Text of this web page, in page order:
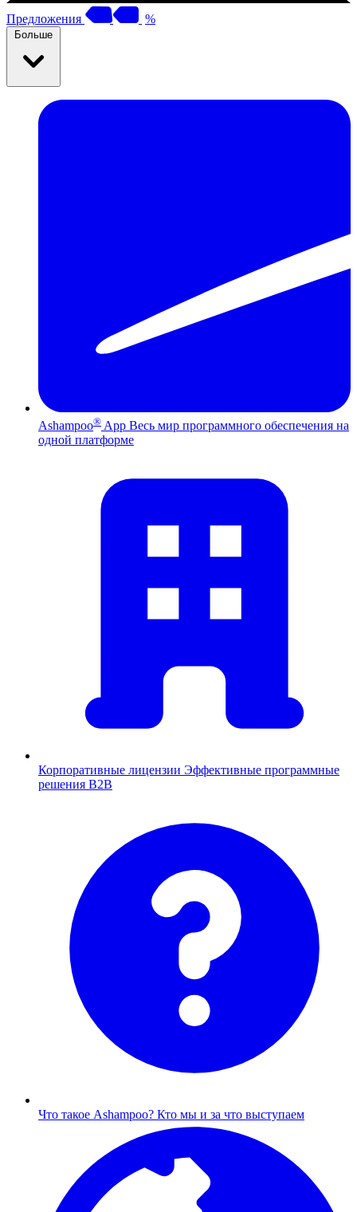
Предложения %
Больше
Ashampoo® App Весь мир программного обеспечения на
одной платформе
Корпоративные лицензии Эффективные программные
решения B2B
Что такое Ashampoo? Кто мы и за что выступаем